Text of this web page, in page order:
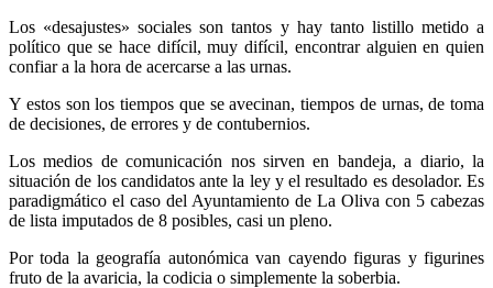
Los «desajustes» sociales son tantos y hay tanto listillo metido a
político que se hace difícil, muy difícil, encontrar alguien en quien
confiar a la hora de acercarse a las urnas.
Y estos son los tiempos que se avecinan, tiempos de urnas, de toma
de decisiones, de errores y de contubernios.
Los medios de comunicación nos sirven en bandeja, a diario, la
situación de los candidatos ante la ley y el resultado es desolador. Es
paradigmático el caso del Ayuntamiento de La Oliva con 5 cabezas
de lista imputados de 8 posibles, casi un pleno.
Por toda la geografía autonómica van cayendo figuras y figurines
fruto de la avaricia, la codicia o simplemente la soberbia.